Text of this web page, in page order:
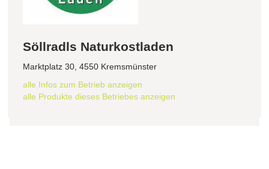
Söllradls Naturkostladen
Marktplatz 30, 4550 Kremsmünster
alle Infos zum Betrieb anzeigen
alle Produkte dieses Betriebes anzeigen